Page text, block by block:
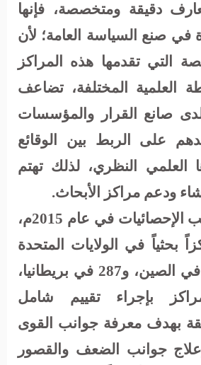
دقيقة ومتخصصة، فإنها
في صنع السياسة العامة؛ لأن
التي تقدمها هذه المراكز
العلمية المختلفة، تضاعف
صانع القرار والمؤسسات
على الربط بين الوقائع
العلمي النظري، لذلك تهتم
ودعم مراكز الأبحاث.
وحسب الإحصائيات في عام 2015م،
1828 مركزاً بحثياً في الولايات المتحدة
الأمريكية، و426 في الصين، و287 في بريطانيا،
بإجراء تقييم شامل
بهدف معرفة جوانب القوى
جوانب الضعف والقصور